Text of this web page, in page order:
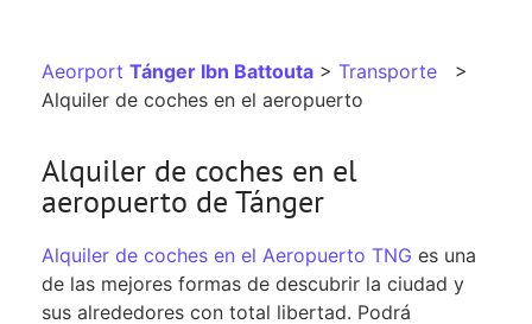
Aeorport Tánger Ibn Battouta > Transporte >
Alquiler de coches en el aeropuerto
Alquiler de coches en el
aeropuerto de Tánger
Alquiler de coches en el Aeropuerto TNG es una
de las mejores formas de descubrir la ciudad y
sus alrededores con total libertad. Podrá